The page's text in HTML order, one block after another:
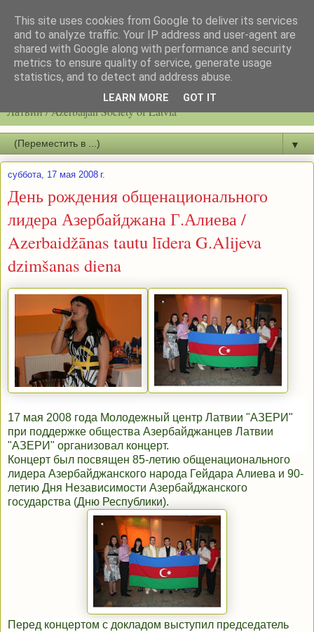
Latvijas azerbaidžāņu biedrību / Общество азербайджанцев
Латвии / Azerbaijan Society of Latvia
▼
суббота, 17 мая 2008 г.
День рождения общенационального
лидера Азербайджана Г.Алиева /
Azerbaidžānas tautu līdera G.Alijeva
dzimšanas diena
17 мая 2008 года Молодежный центр Латвии "АЗЕРИ"
при поддержке общества Азербайджанцев Латвии
"АЗЕРИ" организовал концерт.
Концерт был посвящен 85-летию общенационального
лидера Азербайджанского народа Гейдара Алиева и 90-
летию Дня Независимости Азербайджанского
государства (Дню Республики).
Перед концертом с докладом выступил председатель
This site uses cookies from Google to deliver its services
and to analyze traffic. Your IP address and user-agent are
shared with Google along with performance and security
metrics to ensure quality of service, generate usage
statistics, and to detect and address abuse.
LEARN MORE GOT IT